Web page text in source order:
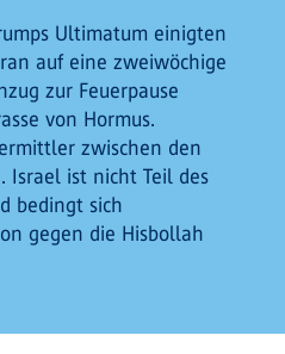
Ultimatum einigten
auf eine zweiwöchige
zur Feuerpause
von Hormus.
zwischen den
Israel ist nicht Teil des
bedingt sich
gegen die Hisbollah